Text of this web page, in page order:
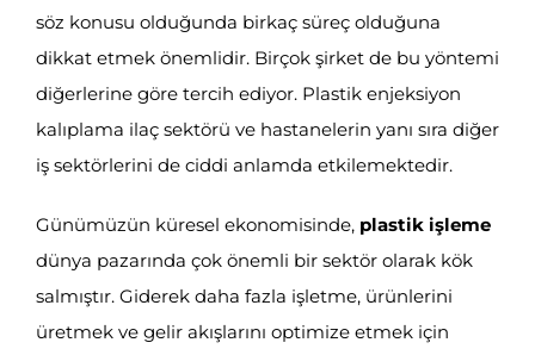
söz konusu olduğunda birkaç süreç olduğuna
dikkat etmek önemlidir. Birçok şirket de bu yöntemi
diğerlerine göre tercih ediyor. Plastik enjeksiyon
kalıplama ilaç sektörü ve hastanelerin yanı sıra diğer
iş sektörlerini de ciddi anlamda etkilemektedir.
Günümüzün küresel ekonomisinde, plastik işleme
dünya pazarında çok önemli bir sektör olarak kök
salmıştır. Giderek daha fazla işletme, ürünlerini
üretmek ve gelir akışlarını optimize etmek için